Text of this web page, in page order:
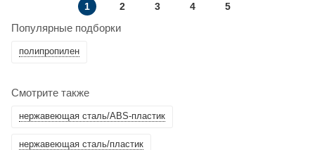
1 2 3 4 5
Популярные подборки
полипропилен
Смотрите также
нержавеющая сталь/ABS-пластик
нержавеющая сталь/пластик